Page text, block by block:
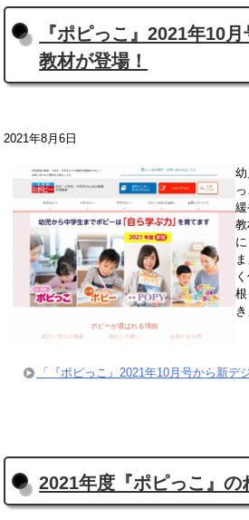
『ポピっこ』2021年10
教材が登場！
2021年8月6日
「『ポピっこ』2021年10月号から新デ
2021年度『ポピっこ』の